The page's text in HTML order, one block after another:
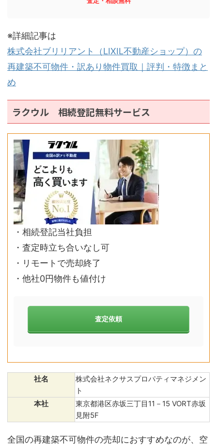
※詳細記事は
株式会社ブリリアント（LIXIL不動産ショップ）の
再建築不可物件・訳あり物件買取｜評判・特徴まと
め
ラクウル 相続登記無料サービス
・相続登記当社負担
・査定時立ち合いなし可
・リモートで売却終了
・他社0円物件も値付け
査定依頼
社名
株式会社ネクサスプロパティマネジメン
ト
本社
東京都港区赤坂三丁目11－15 VORT赤坂
見附5F
全国の再建築不可物件の売却におすすめなのが、空